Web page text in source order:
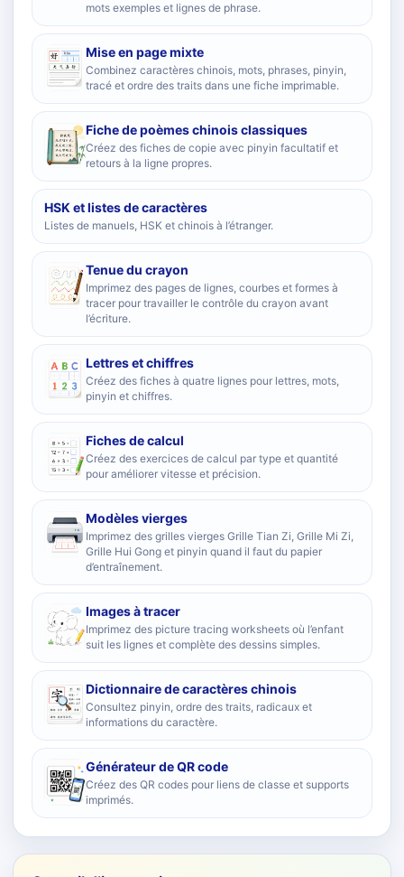
mots exemples et lignes de phrase.
Mise en page mixte
Combinez caractères chinois, mots, phrases, pinyin,
tracé et ordre des traits dans une fiche imprimable.
Fiche de poèmes chinois classiques
Créez des fiches de copie avec pinyin facultatif et
retours à la ligne propres.
HSK et listes de caractères
Listes de manuels, HSK et chinois à l’étranger.
Tenue du crayon
Imprimez des pages de lignes, courbes et formes à
tracer pour travailler le contrôle du crayon avant
l’écriture.
Lettres et chiffres
Créez des fiches à quatre lignes pour lettres, mots,
pinyin et chiffres.
Fiches de calcul
Créez des exercices de calcul par type et quantité
pour améliorer vitesse et précision.
Modèles vierges
Imprimez des grilles vierges Grille Tian Zi, Grille Mi Zi,
Grille Hui Gong et pinyin quand il faut du papier
d’entraînement.
Images à tracer
Imprimez des picture tracing worksheets où l’enfant
suit les lignes et complète des dessins simples.
Dictionnaire de caractères chinois
Consultez pinyin, ordre des traits, radicaux et
informations du caractère.
Générateur de QR code
Créez des QR codes pour liens de classe et supports
imprimés.